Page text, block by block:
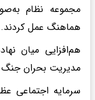
مجموعه نظام
هماهنگ عمل کردند.‌
هم‌افزایی میان
مدیریت بحران جنگ
سرمایه اجتماعی